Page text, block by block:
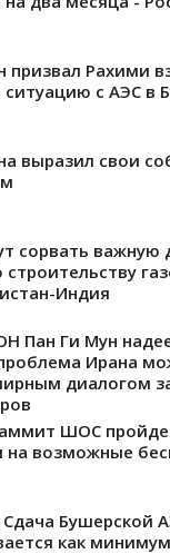
призвал Рахими
ситуацию с АЭС в
выразил свои
сорвать важную
строительству
Индия
Пан Ги Мун
Ирана
диалогом
ШОС
на возможные
Бушерской
как